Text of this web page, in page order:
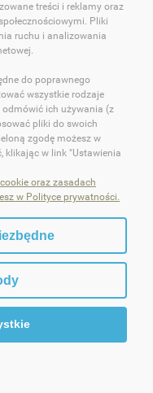
strony
treści i reklamy oraz
Pliki
ruchu i analizowania
do poprawnego
wszystkie rodzaje
odmówić ich używania (z
pliki do swoich
zgodę możesz w
klikając w link "Ustawienia
oraz zasadach
w Polityce prywatności.